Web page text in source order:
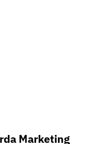
Marketing